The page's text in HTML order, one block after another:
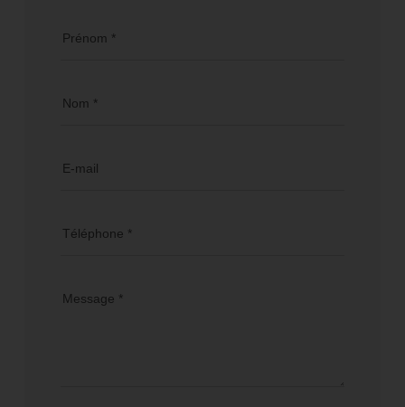
Prénom *
Nom *
E-mail
Téléphone *
Message *